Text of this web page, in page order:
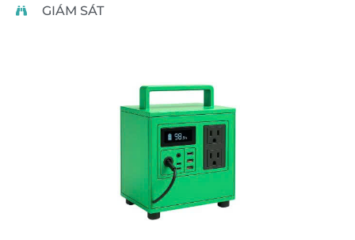
GIÁM SÁT